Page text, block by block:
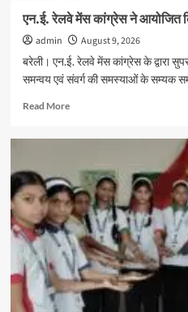
एन.ई. रेलवे मेंस कांग्रेस ने आयोजित
admin
August 9, 2026
बरेली। एन.ई. रेलवे मेंस कांग्रेस के द्वारा
समन्वय एवं संवर्ग की समस्याओं के सम्यक
Read MoreRead
मेंस
कांग्रेस
ने
आयोजित
किया
पर्यवेक्षक
संवाद
कार्यक्रम